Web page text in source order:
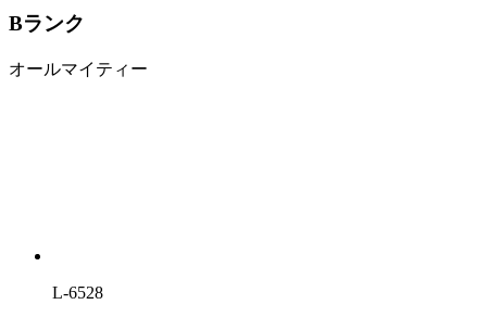
Bランク
オールマイティー
L-6528